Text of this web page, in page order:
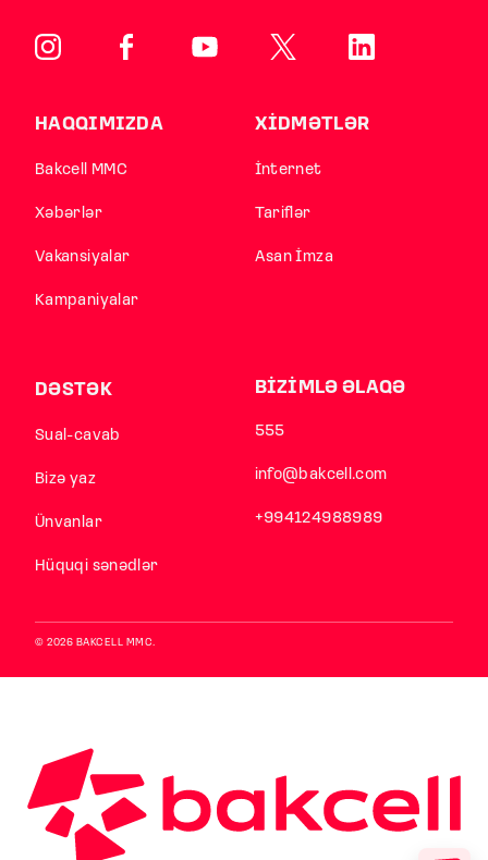
HAQQIMIZDA
Bakcell MMC
Xəbərlər
Vakansiyalar
Kampaniyalar
XİDMƏTLƏR
İnternet
Tariflər
Asan İmza
DƏSTƏK
Sual-cavab
Bizə yaz
Ünvanlar
Hüquqi sənədlər
BİZİMLƏ ƏLAQƏ
555
info@bakcell.com
+994124988989
© 2026 BAKCELL MMC.